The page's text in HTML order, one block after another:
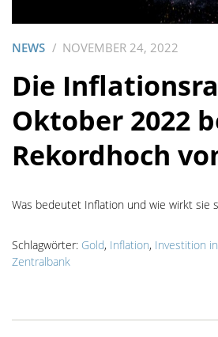
NEWS NOVEMBER 24, 2022
Die
Oktober 2022
Rekordhoch
Was bedeutet Inflation und wie wirkt sie
Schlagwörter: Gold, Inflation, Investition
Zentralbank